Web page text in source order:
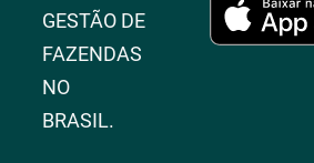
GESTÃO DE
FAZENDAS
NO
BRASIL.